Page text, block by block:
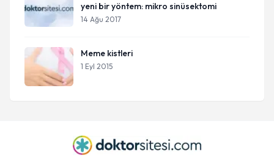
yeni bir yöntem: mikro sinüsektomi
14 Ağu 2017
Meme kistleri
1 Eyl 2015